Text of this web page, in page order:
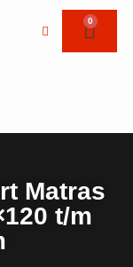
0
Matras
t/m